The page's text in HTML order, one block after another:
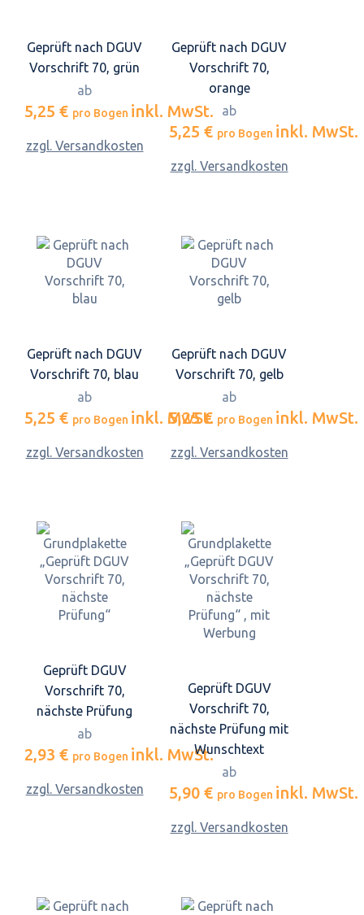
Geprüft nach DGUV
Vorschrift 70, grün
ab
5,25 € pro Bogen inkl. MwSt.
zzgl. Versandkosten
Geprüft nach DGUV
Vorschrift 70,
orange
ab
5,25 € pro Bogen inkl. MwSt.
zzgl. Versandkosten
Geprüft nach DGUV
Vorschrift 70, blau
ab
5,25 € pro Bogen inkl. MwSt.
zzgl. Versandkosten
Geprüft nach DGUV
Vorschrift 70, gelb
ab
5,25 € pro Bogen inkl. MwSt.
zzgl. Versandkosten
Geprüft DGUV
Vorschrift 70,
nächste Prüfung
ab
2,93 € pro Bogen inkl. MwSt.
zzgl. Versandkosten
Geprüft DGUV
Vorschrift 70,
nächste Prüfung mit
Wunschtext
ab
5,90 € pro Bogen inkl. MwSt.
zzgl. Versandkosten